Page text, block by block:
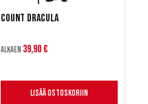
Count Dracula
Alkaen 39,90 €
Lisää ostoskoriin